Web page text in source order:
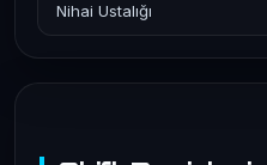
Nihai Ustalığı